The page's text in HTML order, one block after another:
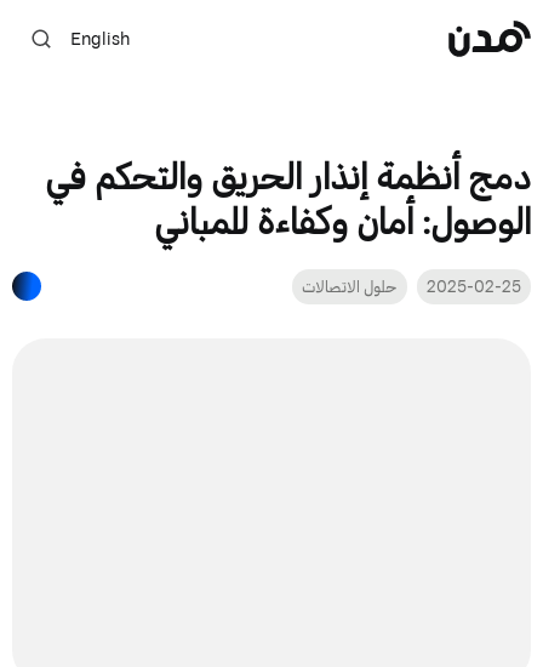
English
دمج أنظمة إنذار الحريق والتحكم في
الوصول: أمان وكفاءة للمباني
2025-02-25 حلول الاتصالات